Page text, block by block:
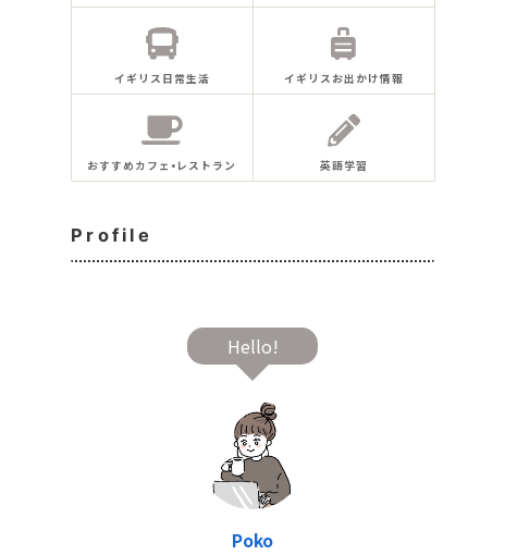
イギリス日常生活 イギリスお出かけ情報
おすすめカフェ•レストラン 英語学習
Profile
Hello!
Poko